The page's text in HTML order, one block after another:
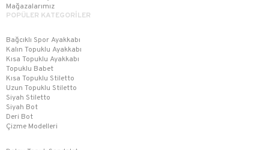
Mağazalarımız
POPÜLER KATEGORİLER
Bağcıklı Spor Ayakkabı
Kalın Topuklu Ayakkabı
Kısa Topuklu Ayakkabı
Topuklu Babet
Kısa Topuklu Stiletto
Uzun Topuklu Stiletto
Siyah Stiletto
Siyah Bot
Deri Bot
Çizme Modelleri